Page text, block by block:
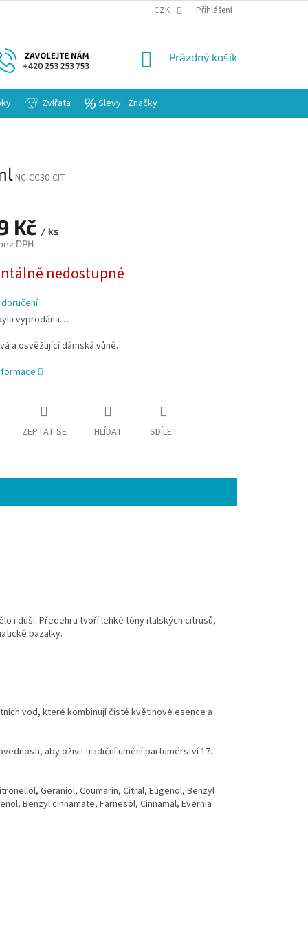
CZK Přihlášení
NÁKUPNÍ
Prázdný košík
Zvířata Slevy Značky
NC-CC30-CIT
Kč / ks
DPH
nedostupné
vyprodána…
a osvěžující dámská vůně.
ZEPTAT SE HLÍDAT SDÍLET
i duši. Předehru tvoří lehké tóny italských citrusů,
bazalky.
vod, které kombinují čisté květinové esence a
aby oživil tradiční umění parfumérství 17.
Geraniol, Coumarin, Citral, Eugenol, Benzyl
Benzyl cinnamate, Farnesol, Cinnamal, Evernia